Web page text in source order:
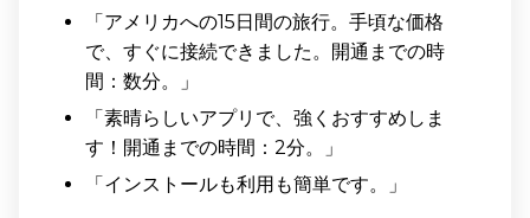
「アメリカへの15日間の旅行。手頃な価格
で、すぐに接続できました。開通までの時
間：数分。」
「素晴らしいアプリで、強くおすすめしま
す！開通までの時間：2分。」
「インストールも利用も簡単です。」